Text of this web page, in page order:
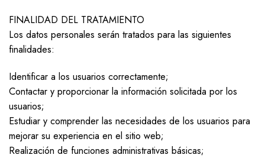
FINALIDAD DEL TRATAMIENTO
Los datos personales serán tratados para las siguientes
finalidades:
Identificar a los usuarios correctamente;
Contactar y proporcionar la información solicitada por los
usuarios;
Estudiar y comprender las necesidades de los usuarios para
mejorar su experiencia en el sitio web;
Realización de funciones administrativas básicas;